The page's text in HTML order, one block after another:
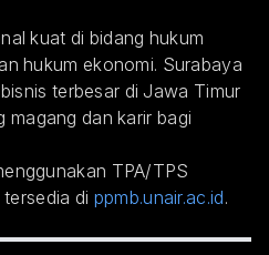
kuat di bidang hukum
hukum ekonomi. Surabaya
terbesar di Jawa Timur
magang dan karir bagi
TPA/TPS
di ppmb.unair.ac.id.